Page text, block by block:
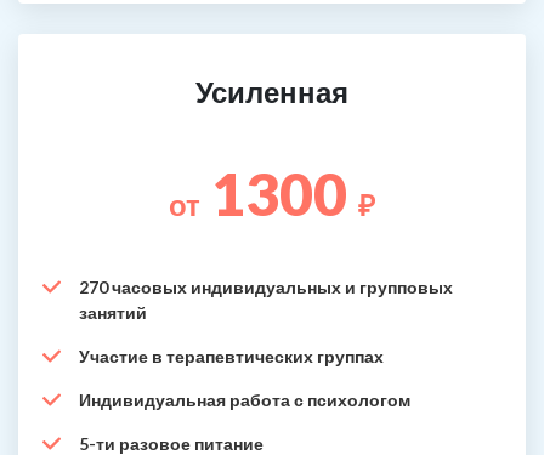
Усиленная
от 1300 ₽
270 часовых индивидуальных и групповых
занятий
Участие в терапевтических группах
Индивидуальная работа с психологом
5-ти разовое питание